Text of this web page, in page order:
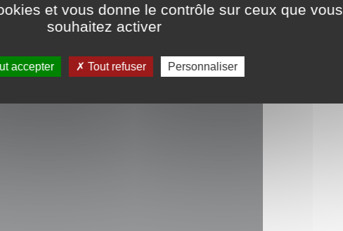
et vous donne le contrôle sur ceux que vous
souhaitez activer
accepter Tout refuser Personnaliser